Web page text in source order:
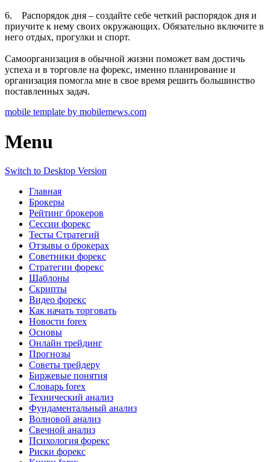
6. Распорядок дня – создайте себе четкий распорядок дня и
приучите к нему своих окружающих. Обязательно включите в
него отдых, прогулки и спорт.
Самоорганизация в обычной жизни поможет вам достичь
успеха и в торговле на форекс, именно планирование и
организация помогла мне в свое время решить большинство
поставленных задач.
mobile template by mobilemews.com
Menu
Switch to Desktop Version
Главная
Брокеры
Рейтинг брокеров
Сессии форекс
Тесты Стратегий
Отзывы о брокерах
Советники форекс
Стратегии форекс
Шаблоны
Скрипты
Видео форекс
Как начать торговать
Новости forex
Основы
Онлайн трейдинг
Прогнозы
Советы трейдеру
Биржевые понятия
Словарь forex
Технический анализ
Фундаментальный анализ
Волновой анализ
Свечной анализ
Психология форекс
Риски форекс